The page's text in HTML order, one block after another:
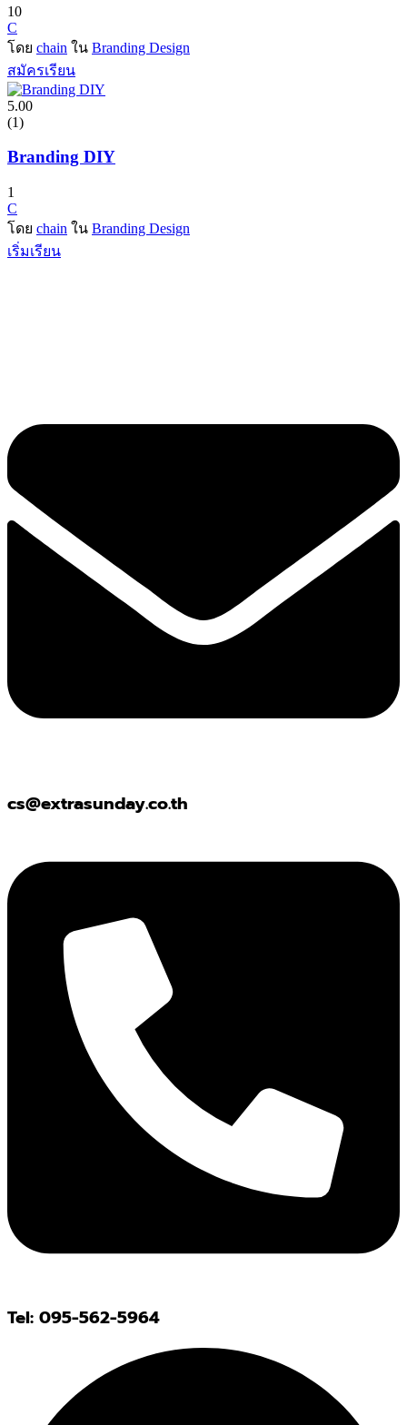
10
C
โดย chain ใน Branding Design
สมัครเรียน
5.00
(1)
Branding DIY
1
C
โดย chain ใน Branding Design
เริ่มเรียน
cs@extrasunday.co.th
Tel: 095-562-5964